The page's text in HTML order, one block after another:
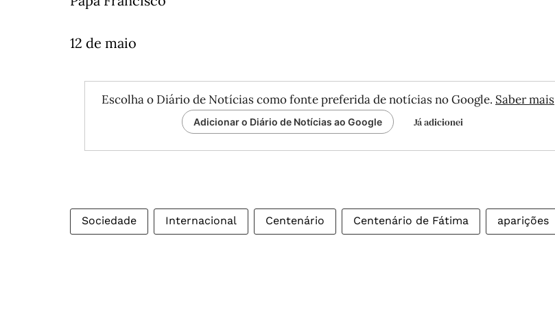
12 de maio
Escolha o Diário de Notícias como fonte preferida de notícias no Google. Saber mais
Adicionar o Diário de Notícias ao Google Já adicionei
Sociedade Internacional Centenário Centenário de Fátima aparições